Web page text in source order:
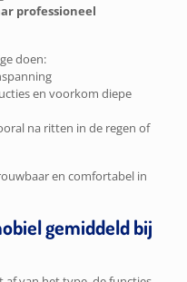
professioneel
doen:
en voorkom diepe
na ritten in de regen of
en comfortabel in
gemiddeld bij